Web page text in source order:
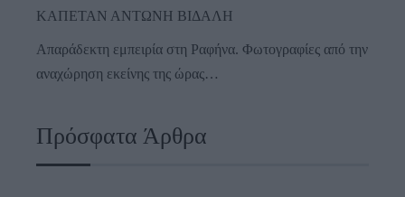
ΚΑΠΕΤΑΝ ΑΝΤΩΝΗ ΒΙΔΑΛΗ
Απαράδεκτη εμπειρία στη Ραφήνα. Φωτογραφίες από την
αναχώρηση εκείνης της ώρας…
Πρόσφατα Άρθρα